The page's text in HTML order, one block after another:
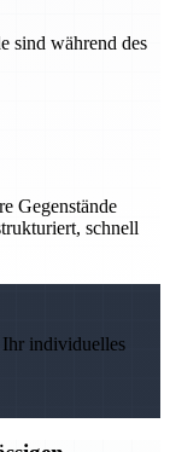
sind während des
Gegenstände
schnell
Ihr individuelles